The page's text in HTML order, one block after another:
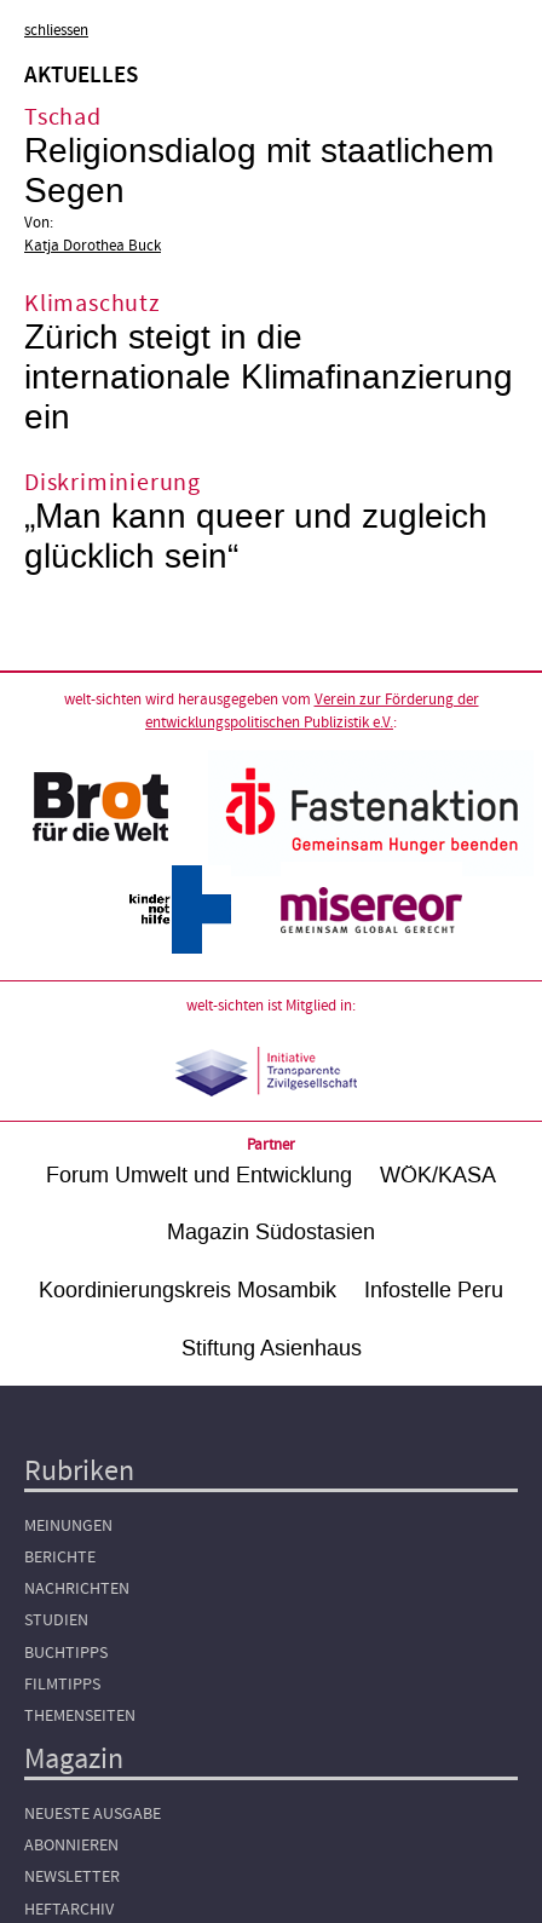
schliessen
AKTUELLES
Tschad
Religionsdialog mit staatlichem
Segen
Von:
Katja Dorothea Buck
Klimaschutz
Zürich steigt in die
internationale Klimafinanzierung
ein
Diskriminierung
„Man kann queer und zugleich
glücklich sein“
welt-sichten wird herausgegeben vom Verein zur Förderung der
entwicklungspolitischen Publizistik e.V.:
welt-sichten ist Mitglied in:
Partner
Forum Umwelt und Entwicklung WÖK/KASA
Magazin Südostasien
Koordinierungskreis Mosambik Infostelle Peru
Stiftung Asienhaus
Hauptnavigation
Rubriken
MEINUNGEN
BERICHTE
NACHRICHTEN
STUDIEN
BUCHTIPPS
FILMTIPPS
THEMENSEITEN
Magazin
NEUESTE AUSGABE
ABONNIEREN
NEWSLETTER
HEFTARCHIV